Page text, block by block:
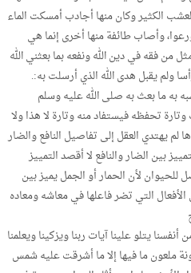
الكثير وكان منها أجادب أمسكت الماء
وأصاب طائفة منها أخرى إنما هي
من فقه في دين الله ونفعه بما بعثني الله
ولم يقبل هدى الله الذي أرسلت به:.
به ما بعث به صلى الله عليه وسلم
تحفظه فيستفاد منه وتارة لا هذا ولا
لم يهتدي العقل إلى تفاصيل النافع والضار
بين الضار والنافع لا أقصد التمييز
لأن الحمار أو الجمل يميز بين
التي تضر فاعلها في معاشه ومعاده
يتلو علينا آيات ربنا ويزكينا ويعلمنا
ملعون ما فيها إلا ما أشرقت عليه شمس